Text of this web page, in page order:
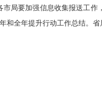
市局要加强信息收集报送工
和全年提升行动工作总结。